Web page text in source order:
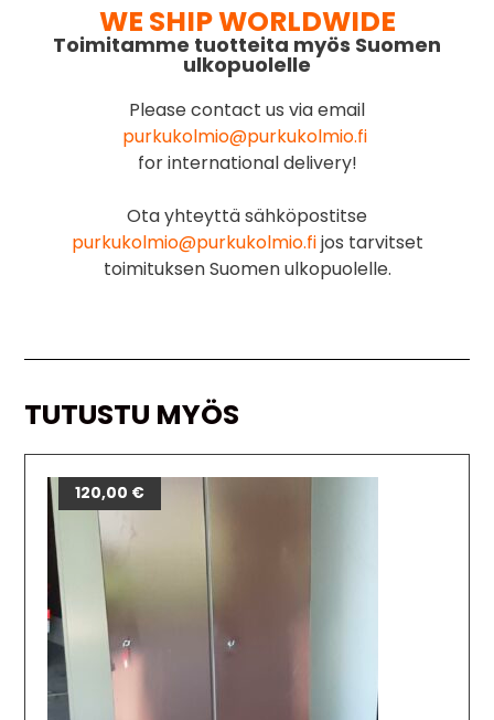
WE SHIP WORLDWIDE
Toimitamme tuotteita myös Suomen
ulkopuolelle
Please contact us via email
purkukolmio@purkukolmio.fi
for international delivery!
Ota yhteyttä sähköpostitse
purkukolmio@purkukolmio.fijos tarvitset
toimituksen Suomen ulkopuolelle.
TUTUSTU MYÖS
120,00 €